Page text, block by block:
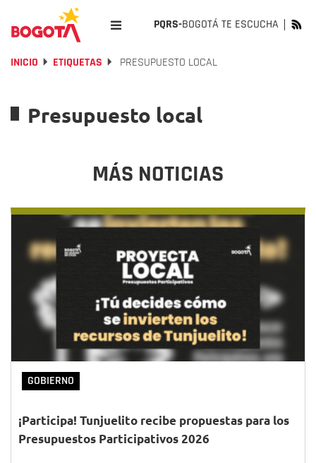
PQRS-BOGOTÁ TE ESCUCHA
INICIO ETIQUETAS PRESUPUESTO LOCAL
Presupuesto local
MÁS NOTICIAS
GOBIERNO
¡Participa! Tunjuelito recibe propuestas para los
Presupuestos Participativos 2026